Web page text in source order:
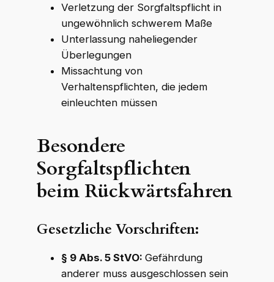
Verletzung der Sorgfaltspflicht in
ungewöhnlich schwerem Maße
Unterlassung naheliegender
Überlegungen
Missachtung von
Verhaltenspflichten, die jedem
einleuchten müssen
Besondere
Sorgfaltspflichten
beim Rückwärtsfahren
Gesetzliche Vorschriften:
§ 9 Abs. 5 StVO: Gefährdung
anderer muss ausgeschlossen sein